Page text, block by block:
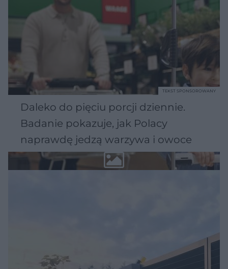
Daleko do pięciu porcji dziennie.
Badanie pokazuje, jak Polacy
naprawdę jedzą warzywa i owoce
TEKST SPONSOROWANY